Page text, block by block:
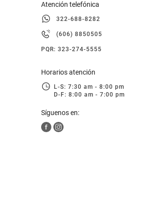
Atención telefónica
322-688-8282
(606) 8850505
PQR: 323-274-5555
Horarios atención
L-S: 7:30 am - 8:00 pm
D-F: 8:00 am - 7:00 pm
Síguenos en: